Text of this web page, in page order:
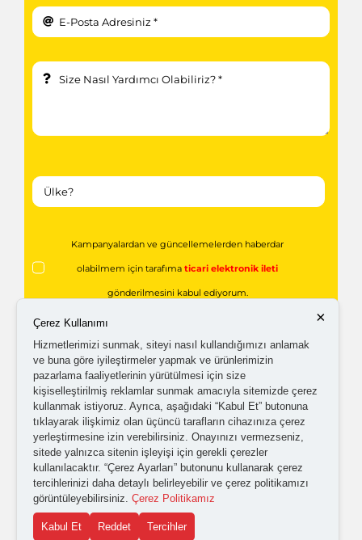
Kampanyalardan ve güncellemelerden haberdar
olabilmem için tarafımaticari elektronik ileti
gönderilmesini kabul ediyorum.
Kişisel verilerimin işlenmesine yönelikaydınlatma ve
açık rıza metni 'ni okudum, onaylıyorum.
Gönder
×
Çerez Kullanımı
Hizmetlerimizi sunmak, siteyi nasıl kullandığımızı anlamak
ve buna göre iyileştirmeler yapmak ve ürünlerimizin
pazarlama faaliyetlerinin yürütülmesi için size
kişiselleştirilmiş reklamlar sunmak amacıyla sitemizde çerez
kullanmak istiyoruz. Ayrıca, aşağıdaki “Kabul Et” butonuna
tıklayarak ilişkimiz olan üçüncü tarafların cihazınıza çerez
yerleştirmesine izin verebilirsiniz. Onayınızı vermezseniz,
sitede yalnızca sitenin işleyişi için gerekli çerezler
kullanılacaktır. “Çerez Ayarları” butonunu kullanarak çerez
tercihlerinizi daha detaylı belirleyebilir ve çerez politikamızı
görüntüleyebilirsiniz. Çerez Politikamız
Kabul Et Reddet Tercihler